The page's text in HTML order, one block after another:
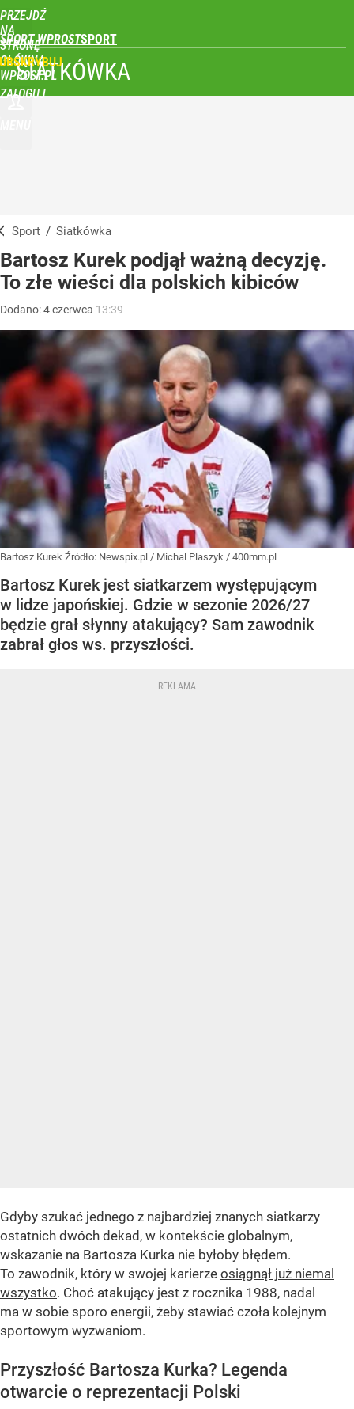
PRZEJDŹ
NA
STRONĘ
GŁÓWNĄ
WPROST.PL
SPORT WPROST
ZALOGUJ
SIATKÓWKA
Sport / Siatkówka
Bartosz Kurek podjął ważną decyzję.
To złe wieści dla polskich kibiców
Dodano:4czerwca 13:39
Bartosz Kurek Źródło: Newspix.pl / Michal Plaszyk / 400mm.pl
Bartosz Kurek jest siatkarzem występującym
w lidze japońskiej. Gdzie w sezonie 2026/27
będzie grał słynny atakujący? Sam zawodnik
zabrał głos ws. przyszłości.
Gdyby szukać jednego z najbardziej znanych siatkarzy
ostatnich dwóch dekad, w kontekście globalnym,
wskazanie na Bartosza Kurka nie byłoby błędem.
To zawodnik, który w swojej karierze osiągnął już niemal
wszystko. Choć atakujący jest z rocznika 1988, nadal
ma w sobie sporo energii, żeby stawiać czoła kolejnym
sportowym wyzwaniom.
Przyszłość Bartosza Kurka? Legenda
otwarcie o reprezentacji Polski